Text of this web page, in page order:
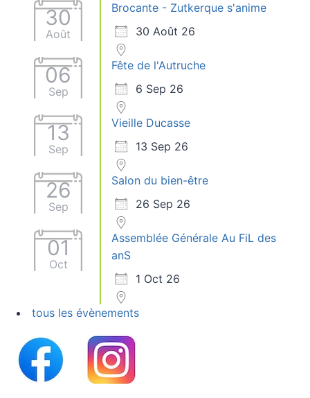
30
Août
Brocante - Zutkerque s'anime
30 Août 26
06
Sep
Fête de l'Autruche
6 Sep 26
13
Sep
Vieille Ducasse
13 Sep 26
26
Sep
Salon du bien-être
26 Sep 26
01
Oct
Assemblée Générale Au FiL des
anS
1 Oct 26
tous les évènements